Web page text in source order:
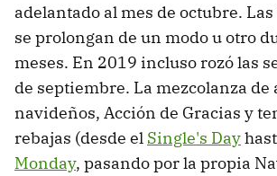
adelantado al mes de octubre.
se prolongan de un modo u otro
meses. En 2019 incluso rozó las
de septiembre. La mezcolanza de
navideños, Acción de Gracias y
rebajas (desde el Single's Day
Monday, pasando por la propia